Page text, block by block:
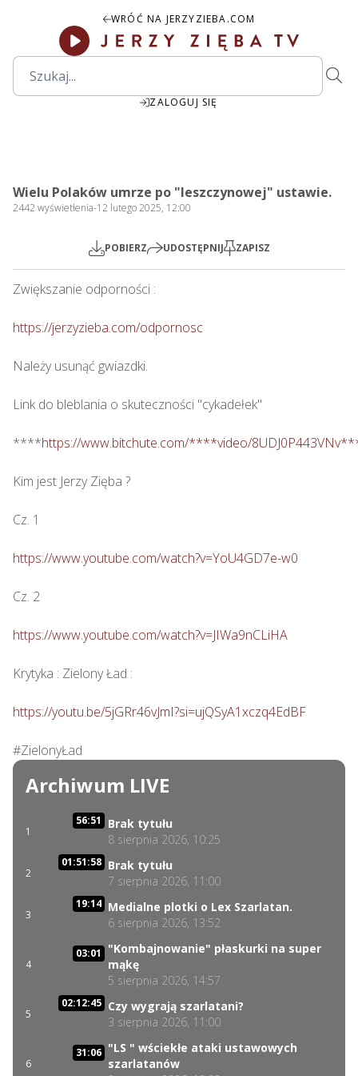
WRÓĆ NA JERZYZIEBA.COM
ZALOGUJ SIĘ
Play
Wielu Polaków umrze po "leszczynowej" ustawie.
2442 wyświetlenia-12 lutego 2025, 12:00
POBIERZ UDOSTĘPNIJ ZAPISZ
Zwiększanie odporności :
https://jerzyzieba.com/odpornosc
Należy usunąć gwiazdki.
Link do bleblania o skuteczności "cykadełek"
****https://www.bitchute.com/****video/
Kim jest Jerzy Zięba ?
Cz. 1
https://www.youtube.com/watch?v=YoU4GD7e-w0
Cz. 2
https://www.youtube.com/watch?v=JIWa9nCLiHA
Krytyka : Zielony Ład :
https://youtu.be/5jGRr46vJmI?si=ujQSyA1xczq4EdBF
#ZielonyŁad
Archiwum LIVE
1
56:51
Brak tytułu
8 sierpnia 2026, 10:25
2
01:51:58 Brak tytułu
7 sierpnia 2026, 11:00
3
19:14 Medialne plotki o Lex Szarlatan.
6 sierpnia 2026, 13:52
4
03:01
"Kombajnowanie" płaskurki na super
mąkę
5 sierpnia 2026, 14:57
5
02:12:45 Czy wygrają szarlatani?
3 sierpnia 2026, 11:00
6
31:06 "LS " wściekłe ataki ustawowych
szarlatanów